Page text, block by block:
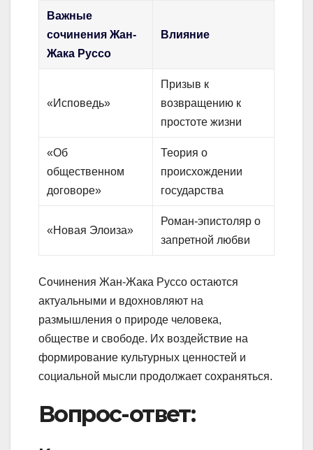
Важные
сочинения Жан-
Жака Руссо
Влияние
«Исповедь»
Призыв к
возвращению к
простоте жизни
«Об
общественном
договоре»
Теория о
происхождении
государства
«Новая Элоиза»
Роман-эпистоляр о
запретной любви
Сочинения Жан-Жака Руссо остаются
актуальными и вдохновляют на
размышления о природе человека,
обществе и свободе. Их воздействие на
формирование культурных ценностей и
социальной мысли продолжает сохраняться.
Вопрос-ответ: